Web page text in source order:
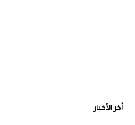
أخر الأخبار